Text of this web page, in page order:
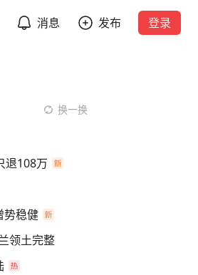
消息 发布 登录
换一换
退108万
势稳健
领土完整